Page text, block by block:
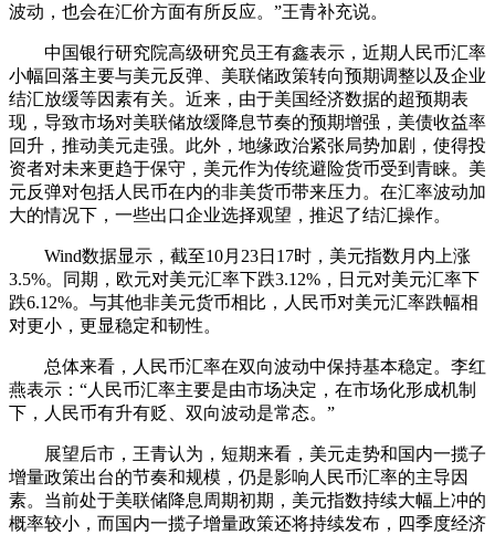
波动，也会在汇价方面有所反应。”王青补充说。
中国银行研究院高级研究员王有鑫表示，近期人民币汇率
小幅回落主要与美元反弹、美联储政策转向预期调整以及企业
结汇放缓等因素有关。近来，由于美国经济数据的超预期表
现，导致市场对美联储放缓降息节奏的预期增强，美债收益率
回升，推动美元走强。此外，地缘政治紧张局势加剧，使得投
资者对未来更趋于保守，美元作为传统避险货币受到青睐。美
元反弹对包括人民币在内的非美货币带来压力。在汇率波动加
大的情况下，一些出口企业选择观望，推迟了结汇操作。
Wind数据显示，截至10月23日17时，美元指数月内上涨
3.5%。同期，欧元对美元汇率下跌3.12%，日元对美元汇率下
跌6.12%。与其他非美元货币相比，人民币对美元汇率跌幅相
对更小，更显稳定和韧性。
总体来看，人民币汇率在双向波动中保持基本稳定。李红
燕表示：“人民币汇率主要是由市场决定，在市场化形成机制
下，人民币有升有贬、双向波动是常态。”
展望后市，王青认为，短期来看，美元走势和国内一揽子
增量政策出台的节奏和规模，仍是影响人民币汇率的主导因
素。当前处于美联储降息周期初期，美元指数持续大幅上冲的
概率较小，而国内一揽子增量政策还将持续发布，四季度经济